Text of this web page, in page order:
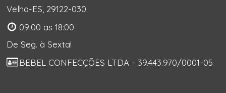
Velha-ES, 29122-030
09:00 as 18:00
De Seg. à Sexta!
BEBEL CONFECÇÕES LTDA - 39.443.970/0001-05